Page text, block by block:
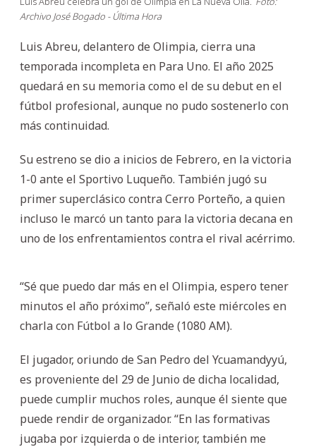
Archivo José Bogado - Última Hora
Luis Abreu, delantero de Olimpia, cierra una
temporada incompleta en Para Uno. El año 2025
quedará en su memoria como el de su debut en el
fútbol profesional, aunque no pudo sostenerlo con
más continuidad.
Su estreno se dio a inicios de Febrero, en la victoria
1-0 ante el Sportivo Luqueño. También jugó su
primer superclásico contra Cerro Porteño, a quien
incluso le marcó un tanto para la victoria decana en
uno de los enfrentamientos contra el rival acérrimo.
“Sé que puedo dar más en el Olimpia, espero tener
minutos el año próximo”, señaló este miércoles en
charla con Fútbol a lo Grande (1080 AM).
El jugador, oriundo de San Pedro del Ycuamandyyú,
es proveniente del 29 de Junio de dicha localidad,
puede cumplir muchos roles, aunque él siente que
puede rendir de organizador. “En las formativas
jugaba por izquierda o de interior, también me